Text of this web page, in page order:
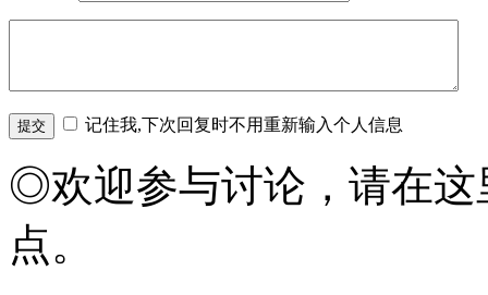
记住我,下次回复时不用重新输入个人信息
◎欢迎参与讨论，请在这
点。